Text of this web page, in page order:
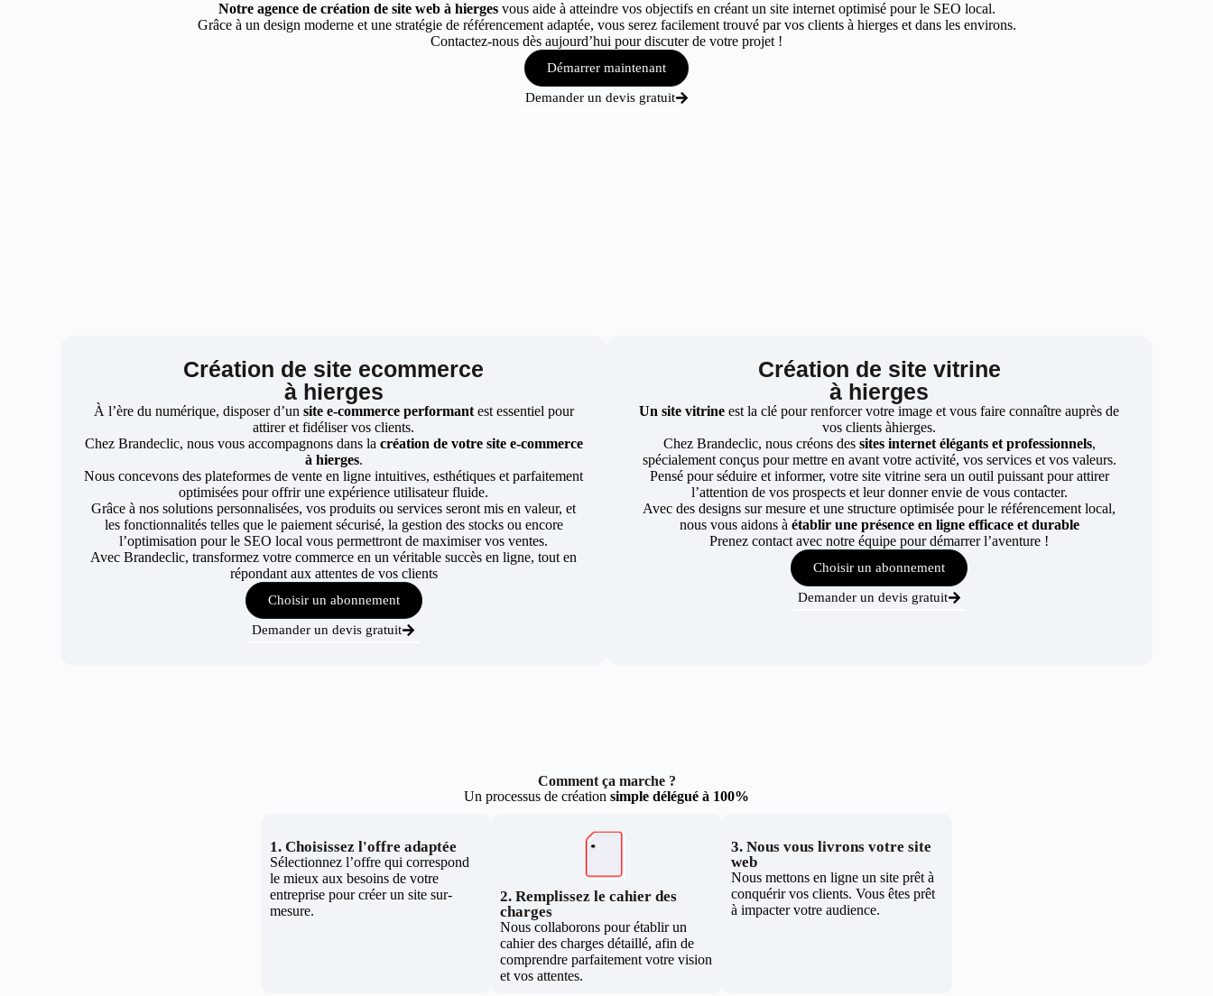
Notre agence de création de site web à hiergesvous aide à atteindre vos objectifs en créant un site internet optimisé pour le SEO local.
Grâce à un design moderne et une stratégie de référencement adaptée, vous serez facilement trouvé par vos clients à hierges et dans les environs.
Contactez-nous dès aujourd’hui pour discuter de votre projet !
Démarrer maintenant
Demander un devis gratuit
Création de site ecommerce
à hierges
À l’ère du numérique, disposer d’un site e-commerce performant est essentiel pour
attirer et fidéliser vos clients.
Chez Brandeclic, nous vous accompagnons dans la création de votre site e-commerce
à hierges.
Nous concevons des plateformes de vente en ligne intuitives, esthétiques et parfaitement
optimisées pour offrir une expérience utilisateur fluide.
Grâce à nos solutions personnalisées, vos produits ou services seront mis en valeur, et
les fonctionnalités telles que le paiement sécurisé, la gestion des stocks ou encore
l’optimisation pour le SEO local vous permettront de maximiser vos ventes.
Avec Brandeclic, transformez votre commerce en un véritable succès en ligne, tout en
répondant aux attentes de vos clients
Choisir un abonnement
Demander un devis gratuit
Création de site vitrine
à hierges
Un site vitrine est la clé pour renforcer votre image et vous faire connaître auprès de
vos clients àhierges.
Chez Brandeclic, nous créons dessites internet élégants et professionnels,
spécialement conçus pour mettre en avant votre activité, vos services et vos valeurs.
Pensé pour séduire et informer, votre site vitrine sera un outil puissant pour attirer
l’attention de vos prospects et leur donner envie de vous contacter.
Avec des designs sur mesure et une structure optimisée pour le référencement local,
nous vous aidons à établir une présence en ligne efficace et durable
Prenez contact avec notre équipe pour démarrer l’aventure !
Choisir un abonnement
Demander un devis gratuit
Comment ça marche ?
Un processus de création simple délégué à 100%
1. Choisissez l'offre adaptée
Sélectionnez l’offre qui correspond
le mieux aux besoins de votre
entreprise pour créer un site sur-
mesure.
2. Remplissez le cahier des
charges
Nous collaborons pour établir un
cahier des charges détaillé, afin de
comprendre parfaitement votre vision
et vos attentes.
3. Nous vous livrons votre site
web
Nous mettons en ligne un site prêt à
conquérir vos clients. Vous êtes prêt
à impacter votre audience.